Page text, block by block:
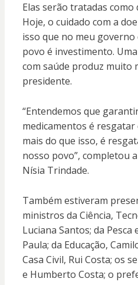
Elas serão tratadas como
Hoje, o cuidado com a
isso que no meu governo
povo é investimento.
com saúde produz muito
presidente.
“Entendemos que
medicamentos é
mais do que isso, é
nosso povo”, completou
Nísia Trindade.
Também estiveram
ministros da Ciência,
Luciana Santos; da
Paula; da Educação,
Casa Civil, Rui Costa; os
e Humberto Costa; o